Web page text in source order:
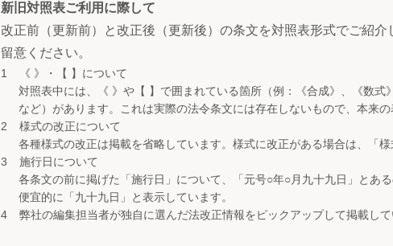
新旧対照表ご利用に際して
改正前（更新前）と改正後（更新後）の条文を対照表形式でご紹
留意ください。
《 》・【 】について
対照表中には、《 》や【 】で囲まれている箇所（例：《合成》、《数式
など）があります。これは実際の法令条文には存在しないもので、本来
様式の改正について
各種様式の改正は掲載を省略しています。様式に改正がある場合は、「様
施行日について
各条文の前に掲げた「施行日」について、「元号○年○月九十九日」とあ
便宜的に「九十九日」と表示しています。
弊社の編集担当者が独自に選んだ法改正情報をピックアップして掲載して